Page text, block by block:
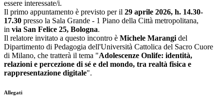
essere interessate/i.
Il primo appuntamento è previsto per il 29 aprile 2026, h. 14.30-
17.30 presso la Sala Grande - 1 Piano della Città metropolitana,
in via San Felice 25, Bologna.
Il relatore invitato a questo incontro è Michele Marangi del
Dipartimento di Pedagogia dell'Università Cattolica del Sacro Cuore
di Milano, che tratterà il tema "Adolescenze Onlife: identità,
relazioni e percezione di sé e del mondo, tra realtà fisica e
rappresentazione digitale".
Allegati